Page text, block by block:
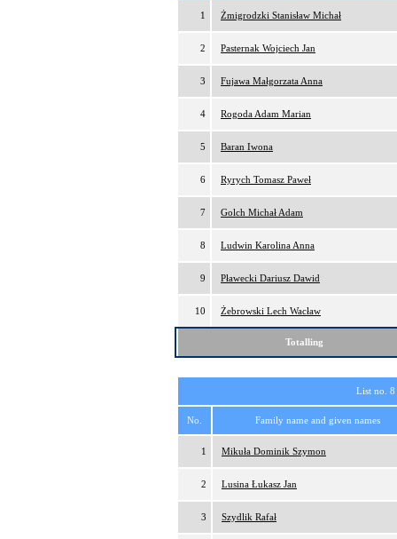
1 Żmigrodzki Stanisław Michał
2 Pasternak Wojciech Jan
3 Fujawa Małgorzata Anna
4 Rogoda Adam Marian
5 Baran Iwona
6 Ryrych Tomasz Paweł
7 Golch Michał Adam
8 Ludwin Karolina Anna
9 Pławecki Dariusz Dawid
10 Żebrowski Lech Wacław
Totalling
List no.
No. Family name and given names
1 Mikuła Dominik Szymon
2 Lusina Łukasz Jan
3 Szydlik Rafał